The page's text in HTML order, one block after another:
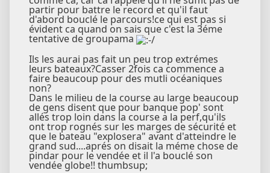
partir pour battre le record et qu'il faut
d'abord bouclé le parcours!ce qui est pas si
évident ca quand on sais que c'est la 3éme
tentative de groupama
Ils les aurai pas fait un peu trop extrémes
leurs bateaux?Casser 2fois ca commence a
faire beaucoup pour des mutli océaniques
non?
Dans le milieu de la course au large beaucoup
de gens disent que pour banque pop' sont
allés trop loin dans la course a la perf,qu'ils
ont trop rognés sur les marges de sécurité et
que le bateau "explosera" avant d'atteindre le
grand sud....aprés on disait la méme chose de
pindar pour le vendée et il l'a bouclé son
vendée globe!! thumbsup;